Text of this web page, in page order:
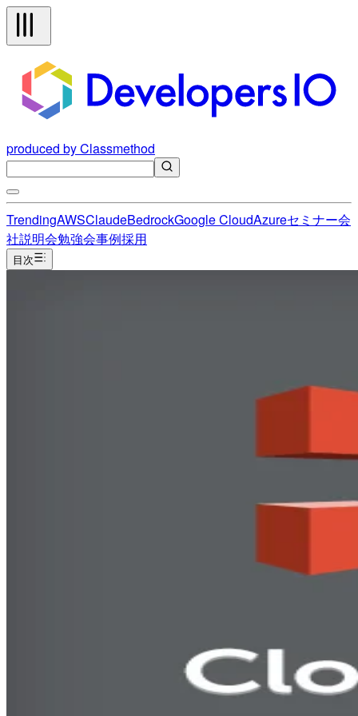
produced by Classmethod
TrendingAWSClaudeBedrockGoogle CloudAzureセミナー会
社説明会勉強会事例採用
目次